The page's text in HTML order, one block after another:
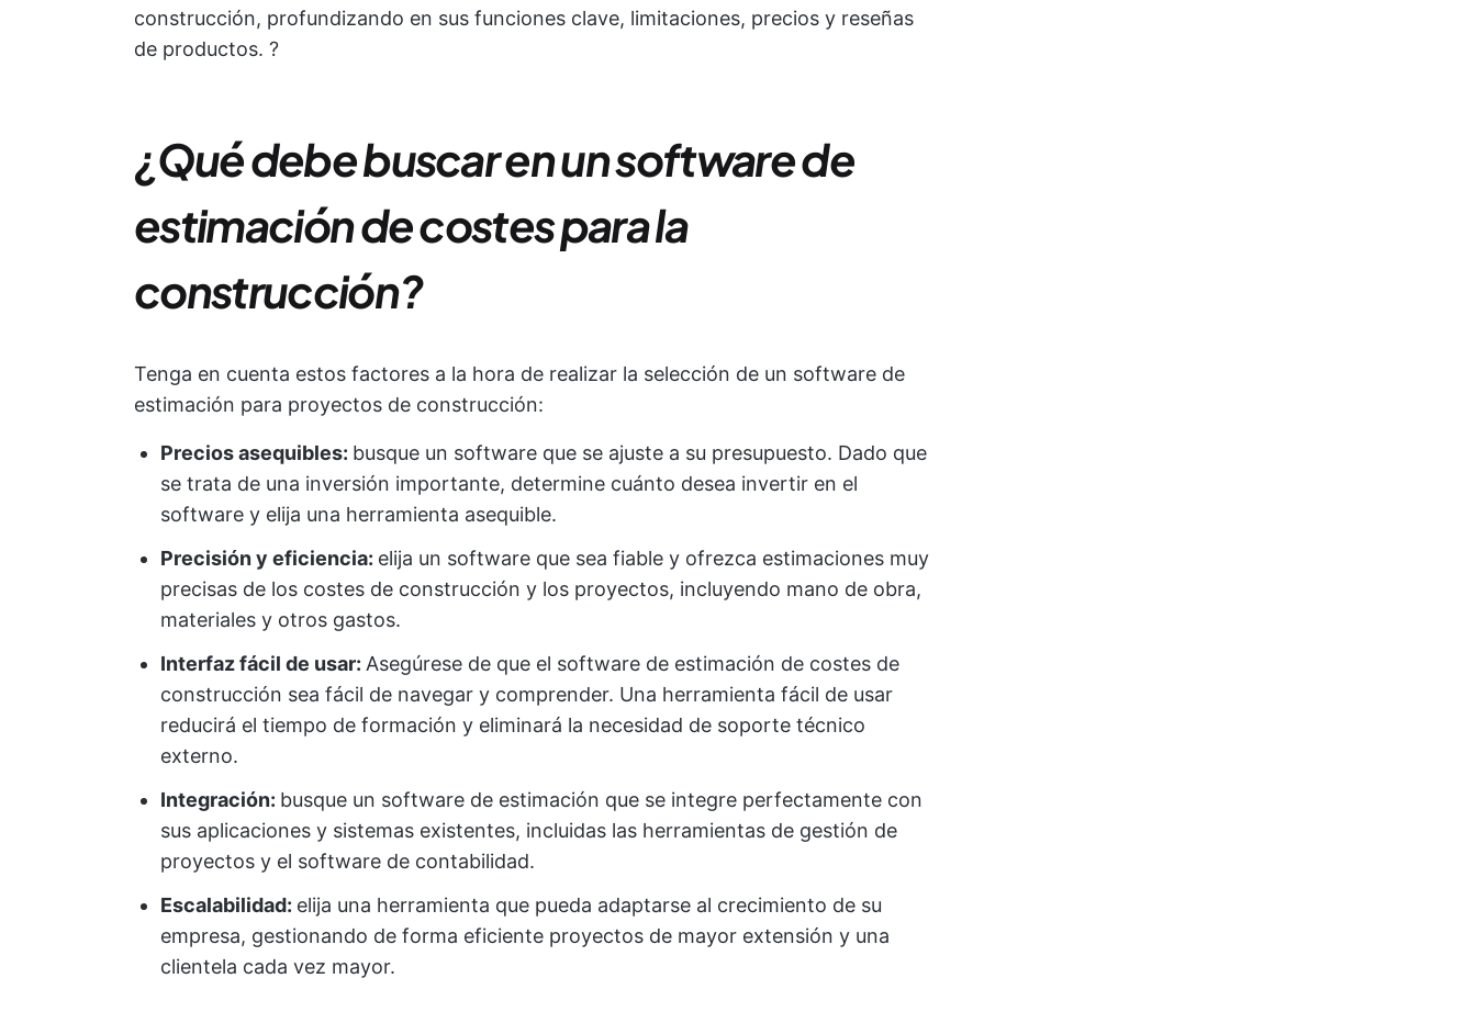
construcción, profundizando en sus funciones clave, limitaciones, precios y reseñas
de productos. ?
¿Qué debe buscar en un software de
estimación de costes para la
construcción?
Tenga en cuenta estos factores a la hora de realizar la selección de un software de
estimación para proyectos de construcción:
Precios asequibles: busque un software que se ajuste a su presupuesto. Dado que
se trata de una inversión importante, determine cuánto desea invertir en el
software y elija una herramienta asequible.
Precisión y eficiencia: elija un software que sea fiable y ofrezca estimaciones muy
precisas de los costes de construcción y los proyectos, incluyendo mano de obra,
materiales y otros gastos.
Interfaz fácil de usar: Asegúrese de que el software de estimación de costes de
construcción sea fácil de navegar y comprender. Una herramienta fácil de usar
reducirá el tiempo de formación y eliminará la necesidad de soporte técnico
externo.
Integración: busque un software de estimación que se integre perfectamente con
sus aplicaciones y sistemas existentes, incluidas las herramientas de gestión de
proyectos y el software de contabilidad.
Escalabilidad: elija una herramienta que pueda adaptarse al crecimiento de su
empresa, gestionando de forma eficiente proyectos de mayor extensión y una
clientela cada vez mayor.